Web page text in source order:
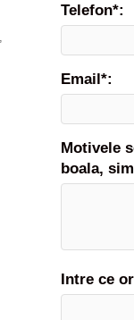
Telefon*:
Email*:
Motivele
boala,
Intre ce